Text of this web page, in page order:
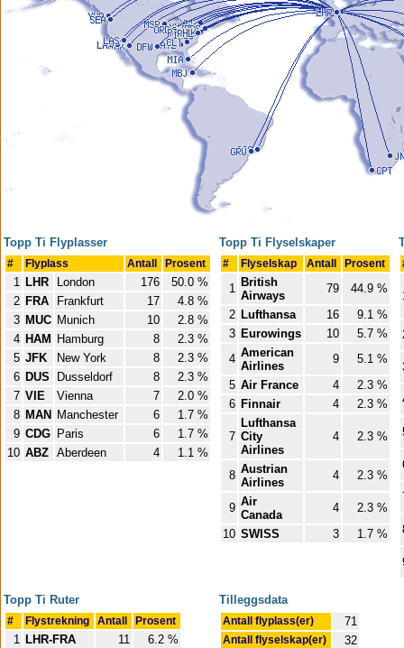
Topp Ti Flyplasser
# Flyplass Antall Prosent
1 LHR London 176
50.0 %
2 FRA Frankfurt 17
4.8 %
3 MUC Munich 10
2.8 %
4 HAM Hamburg 8
2.3 %
5 JFK New York 8
2.3 %
6 DUS Dusseldorf 8
2.3 %
7 VIE Vienna 7
2.0 %
8 MAN Manchester 6
1.7 %
9 CDG Paris 6
1.7 %
10 ABZ Aberdeen 4 1.1 %
Topp Ti Flyselskaper
# Flyselskap Antall Prosent
1 British
Airways
79
44.9 %
2 Lufthansa 16
9.1 %
3 Eurowings 10
5.7 %
4 American
Airlines
9
5.1 %
5 Air France 4
2.3 %
6 Finnair 4 2.3 %
7
Lufthansa
City
Airlines
4 2.3 %
8 Austrian
Airlines
4 2.3 %
9 Air
Canada
4
2.3 %
10 SWISS 3 1.7 %
Topp Ti Ruter
# Flystrekning Antall Prosent
1 LHR-FRA 11
6.2 %
Tilleggsdata
Antall flyplass(er) 71
Antall flyselskap(er) 32